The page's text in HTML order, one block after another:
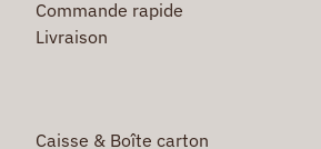
Commande rapide
Livraison
Caisse & Boîte carton